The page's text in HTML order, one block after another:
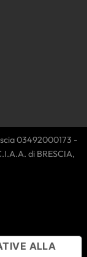
03492000173 -
di BRESCIA,
ALLA